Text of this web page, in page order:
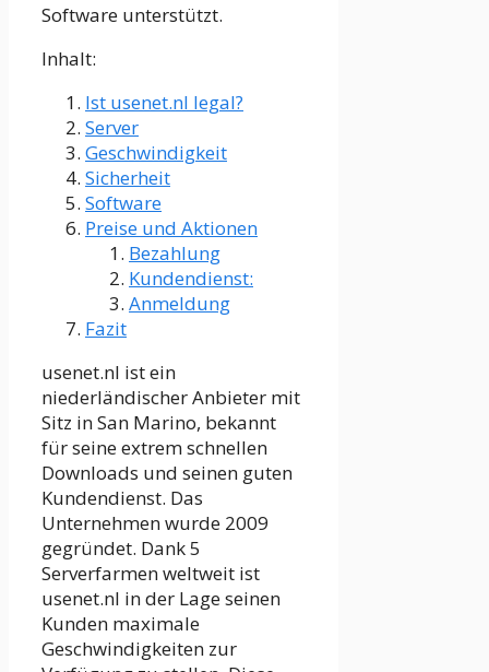
Software unterstützt.
Inhalt:
Ist usenet.nl legal?
Server
Geschwindigkeit
Sicherheit
Software
Preise und Aktionen
Bezahlung
Kundendienst:
Anmeldung
Fazit
usenet.nl ist ein
niederländischer Anbieter mit
Sitz in San Marino, bekannt
für seine extrem schnellen
Downloads und seinen guten
Kundendienst. Das
Unternehmen wurde 2009
gegründet. Dank 5
Serverfarmen weltweit ist
usenet.nl in der Lage seinen
Kunden maximale
Geschwindigkeiten zur